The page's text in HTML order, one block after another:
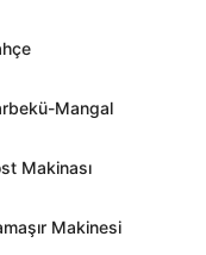
Mangal
Makinası
Makinesi